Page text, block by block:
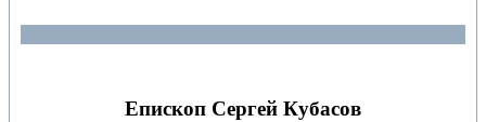
Епископ Сергей Кубасов